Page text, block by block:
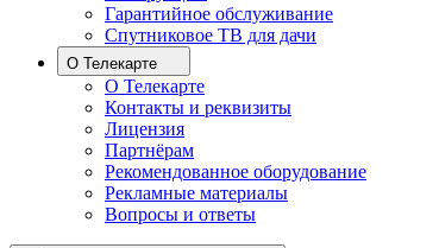
Гарантийное обслуживание
Спутниковое ТВ для дачи
О Телекарте
О Телекарте
Контакты и реквизиты
Лицензия
Партнёрам
Рекомендованное оборудование
Рекламные материалы
Вопросы и ответы